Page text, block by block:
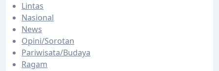
Lintas
Nasional
News
Opini/Sorotan
Pariwisata/Budaya
Ragam